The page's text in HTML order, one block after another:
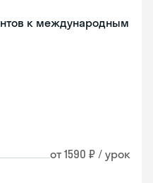
к международным
от 1590 ₽ / урок